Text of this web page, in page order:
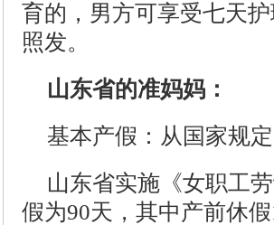
育的，男方可享受七天
照发。
山东省的准妈妈：
基本产假：从国家规定
山东省实施《女职工
假为90天，其中产前休